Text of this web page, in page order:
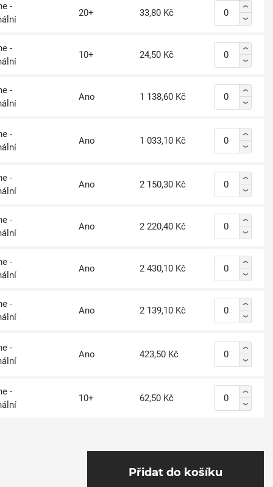
-
20+ 33,80 Kč
-
10+ 24,50 Kč
-
Ano 1 138,60 Kč
-
Ano 1 033,10 Kč
-
Ano 2 150,30 Kč
-
Ano 2 220,40 Kč
-
Ano 2 430,10 Kč
-
Ano 2 139,10 Kč
-
Ano 423,50 Kč
-
10+ 62,50 Kč
Přidat do košíku